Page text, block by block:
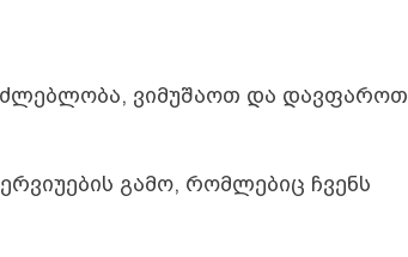
, ვიმუშაოთ და დავფაროთ
გამო, რომლებიც ჩვენს